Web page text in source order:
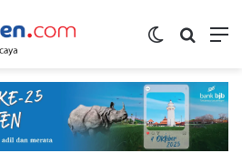
Switch skin